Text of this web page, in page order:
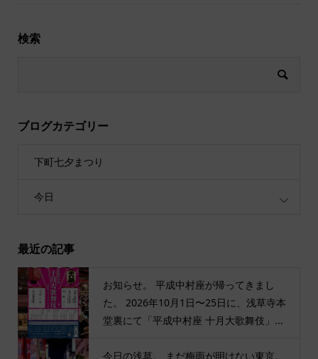
検索
ブログカテゴリー
下町七夕まつり
今日
最近の記事
お知らせ。 平成中村座が帰ってきまし
た。 2026年10月1日〜25日に、浅草寺本
堂裏にて「平成中村座 十月大歌舞伎」...
今日の浅草。 まだ梅雨が明けない東京。